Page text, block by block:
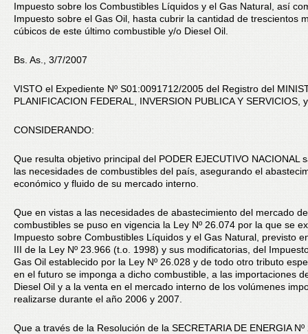
Impuesto sobre los Combustibles Líquidos y el Gas Natural, así
Impuesto sobre el Gas Oil, hasta cubrir la cantidad de trescientos
cúbicos de este último combustible y/o Diesel Oil.
Bs. As., 3/7/2007
VISTO el Expediente Nº S01:0091712/2005 del Registro del
PLANIFICACION FEDERAL, INVERSION PUBLICA Y SERVICIOS, y
CONSIDERANDO:
Que resulta objetivo principal del PODER EJECUTIVO NACIONAL
las necesidades de combustibles del país, asegurando el
económico y fluido de su mercado interno.
Que en vistas a las necesidades de abastecimiento del mercado de
combustibles se puso en vigencia la Ley Nº 26.074 por la que se
Impuesto sobre Combustibles Líquidos y el Gas Natural, previsto
III de la Ley Nº 23.966 (t.o. 1998) y sus modificatorias, del
Gas Oil establecido por la Ley Nº 26.028 y de todo otro tributo
en el futuro se imponga a dicho combustible, a las importaciones
Diesel Oil y a la venta en el mercado interno de los volúmenes
realizarse durante el año 2006 y 2007.
Que a través de la Resolución de la SECRETARIA DE ENERGIA Nº